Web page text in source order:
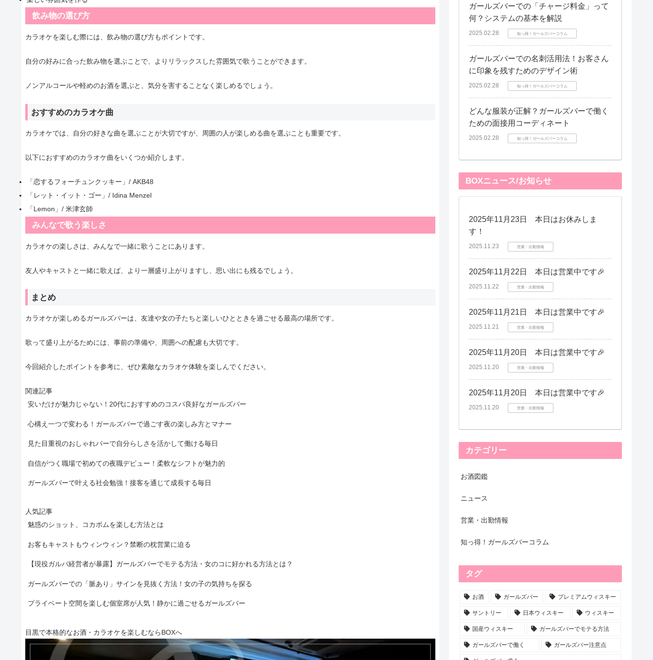
飲み物の選び方
カラオケを楽しむ際には、飲み物の選び方もポイントです。
自分の好みに合った飲み物を選ぶことで、よりリラックスした雰囲気で歌うことができます。
ノンアルコールや軽めのお酒を選ぶと、気分を害することなく楽しめるでしょう。
おすすめのカラオケ曲
カラオケでは、自分の好きな曲を選ぶことが大切ですが、周囲の人が楽しめる曲を選ぶことも重要です。
以下におすすめのカラオケ曲をいくつか紹介します。
「恋するフォーチュンクッキー」/ AKB48
「レット・イット・ゴー」/ Idina Menzel
「Lemon」/ 米津玄師
みんなで歌う楽しさ
カラオケの楽しさは、みんなで一緒に歌うことにあります。
友人やキャストと一緒に歌えば、より一層盛り上がりますし、思い出にも残るでしょう。
まとめ
カラオケが楽しめるガールズバーは、友達や女の子たちと楽しいひとときを過ごせる最高の場所です。
歌って盛り上がるためには、事前の準備や、周囲への配慮も大切です。
今回紹介したポイントを参考に、ぜひ素敵なカラオケ体験を楽しんでください。
関連記事
安いだけが魅力じゃない！20代におすすめのコスパ良好なガールズバー
心構え一つで変わる！ガールズバーで過ごす夜の楽しみ方とマナー
見た目重視のおしゃれバーで自分らしさを活かして働ける毎日
自信がつく職場で初めての夜職デビュー！柔軟なシフトが魅力的
ガールズバーで叶える社会勉強！接客を通じて成長する毎日
人気記事
魅惑のショット、コカボムを楽しむ方法とは
お客もキャストもウィンウィン？禁断の枕営業に迫る
【現役ガルバ経営者が暴露】ガールズバーでモテる方法・女のコに好かれる方法とは？
ガールズバーでの「脈あり」サインを見抜く方法！女の子の気持ちを探る
プライベート空間を楽しむ個室席が人気！静かに過ごせるガールズバー
目黒で本格的なお酒・カラオケを楽しむならBOXへ
ガールズバーでの「チャージ料金」って
何？システムの基本を解説
2025.02.28 知っ得！ガールズバーコラム
ガールズバーでの名刺活用法！お客さん
に印象を残すためのデザイン術
2025.02.28 知っ得！ガールズバーコラム
どんな服装が正解？ガールズバーで働く
ための面接用コーディネート
2025.02.28 知っ得！ガールズバーコラム
BOXニュース/お知らせ
2025年11月23日 本日はお休みしま
す！
2025.11.23 営業・出勤情報
2025年11月22日 本日は営業中です🎉
2025.11.22 営業・出勤情報
2025年11月21日 本日は営業中です🎉
2025.11.21 営業・出勤情報
2025年11月20日 本日は営業中です🎉
2025.11.20 営業・出勤情報
2025年11月20日 本日は営業中です🎉
2025.11.20 営業・出勤情報
カテゴリー
お酒図鑑
ニュース
営業・出勤情報
知っ得！ガールズバーコラム
タグ
お酒 ガールズバー プレミアムウィスキー
サントリー 日本ウィスキー ウィスキー
国産ウィスキー ガールズバーでモテる方法
ガールズバーで働く ガールズバー注意点